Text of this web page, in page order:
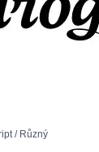
/ Různý